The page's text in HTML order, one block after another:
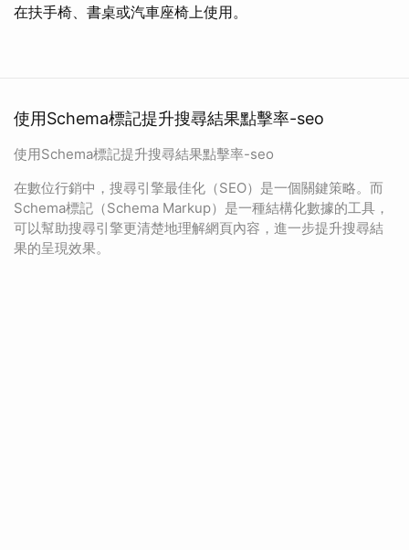
在扶手椅、書桌或汽車座椅上使用。
使用Schema標記提升搜尋結果點擊率-seo
使用Schema標記提升搜尋結果點擊率-seo
在數位行銷中，搜尋引擎最佳化（SEO）是一個關鍵策略。而
Schema標記（Schema Markup）是一種結構化數據的工具，
可以幫助搜尋引擎更清楚地理解網頁內容，進一步提升搜尋結
果的呈現效果。